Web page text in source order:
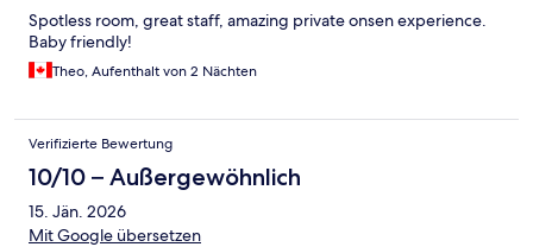
Spotless room, great staff, amazing private onsen experience.
Baby friendly!
Theo, Aufenthalt von 2 Nächten
Verifizierte Bewertung
10/10 – Außergewöhnlich
15. Jän. 2026
Mit Google übersetzen